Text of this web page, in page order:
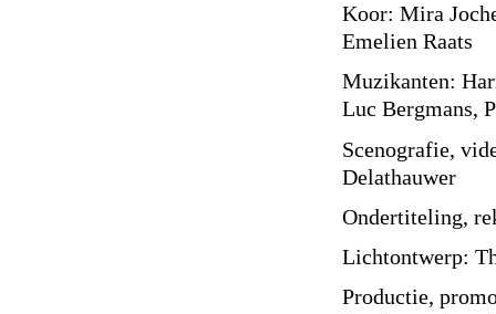
Koor: Mira
Emelien Raats
Muzikanten:
Luc Bergmans,
Scenografie,
Delathauwer
Ondertiteling,
Lichtontwerp:
Productie,